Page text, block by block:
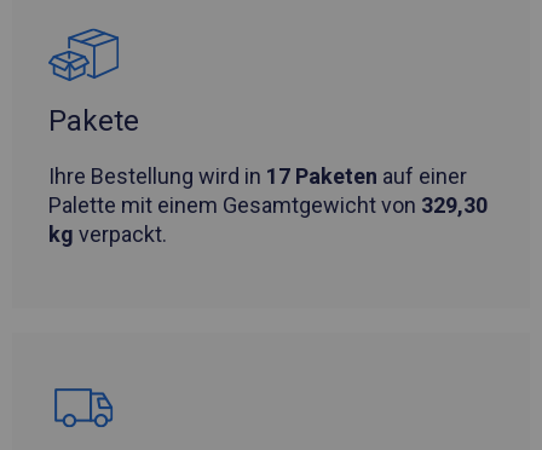
Pakete
Ihre Bestellung wird in 17 Paketen auf einer
Palette mit einem Gesamtgewicht von 329,30
kg verpackt.